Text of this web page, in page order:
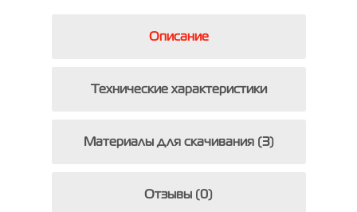
Описание
Технические характеристики
Материалы для скачивания (3)
Отзывы (0)